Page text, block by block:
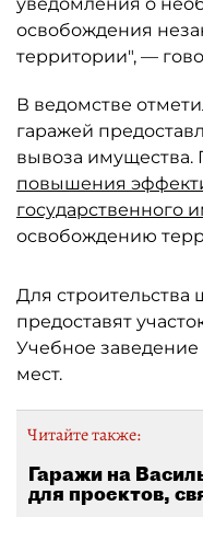
освобождения
территории", —
В ведомстве
гаражей
вывоза имущества.
повышения
государственного
освобождению
Для
предоставят
Учебное заведение
мест.
Читайте также:
Гаражи на
для проектов,